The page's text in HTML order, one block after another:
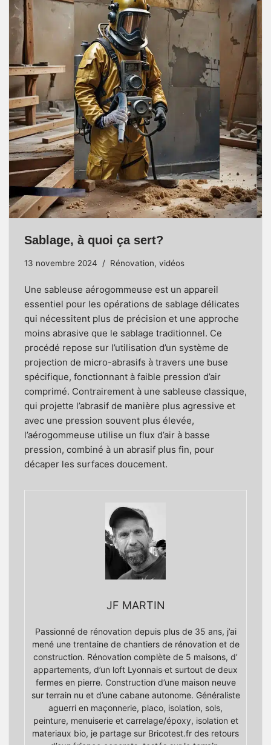
Sablage, à quoi ça sert?
13 novembre 2024 Rénovation, vidéos
Une sableuse aérogommeuse est un appareil
essentiel pour les opérations de sablage délicates
qui nécessitent plus de précision et une approche
moins abrasive que le sablage traditionnel. Ce
procédé repose sur l’utilisation d’un système de
projection de micro-abrasifs à travers une buse
spécifique, fonctionnant à faible pression d’air
comprimé. Contrairement à une sableuse classique,
qui projette l’abrasif de manière plus agressive et
avec une pression souvent plus élevée,
l’aérogommeuse utilise un flux d’air à basse
pression, combiné à un abrasif plus fin, pour
décaper les surfaces doucement.
JF MARTIN
Passionné de rénovation depuis plus de 35 ans, j’ai
mené une trentaine de chantiers de rénovation et de
construction. Rénovation complète de 5 maisons, d’
appartements, d’un loft Lyonnais et surtout de deux
fermes en pierre. Construction d’une maison neuve
sur terrain nu et d’une cabane autonome. Généraliste
aguerri en maçonnerie, placo, isolation, sols,
peinture, menuiserie et carrelage/époxy, isolation et
materiaux bio, je partage sur Bricotest.fr des retours